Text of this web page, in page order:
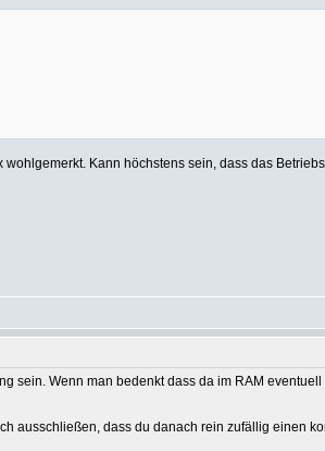
Kann höchstens sein, dass das
sein. Wenn man bedenkt dass da im RAM
ausschließen, dass du danach rein zufällig einen